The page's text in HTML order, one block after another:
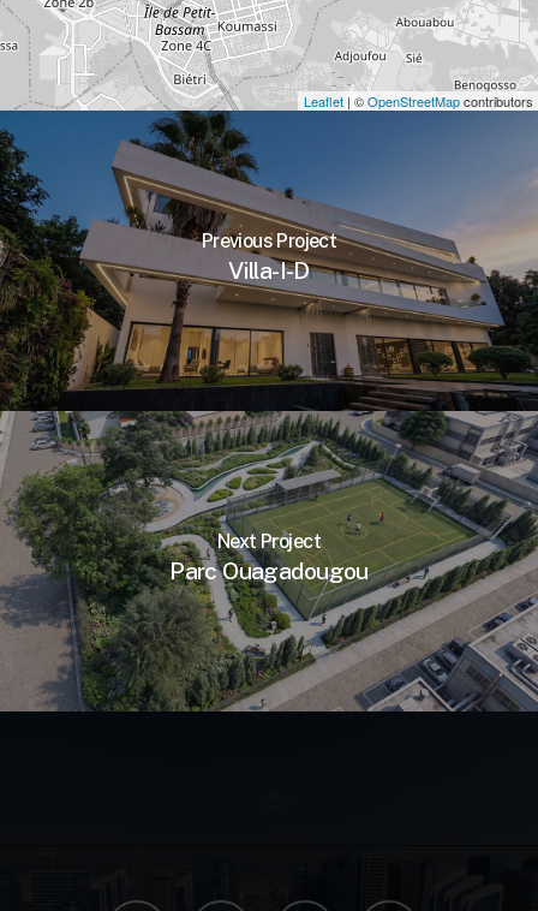
Leaflet | ©OpenStreetMapcontributors
Previous Project
Villa-I-D
Next Project
Parc Ouagadougou